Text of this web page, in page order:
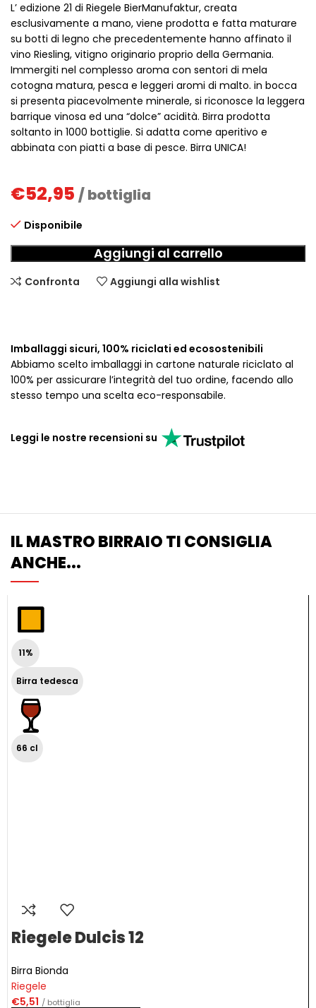
L’ edizione 21 di Riegele BierManufaktur, creata
esclusivamente a mano, viene prodotta e fatta maturare
su botti di legno che precedentemente hanno affinato il
vino Riesling, vitigno originario proprio della Germania.
Immergiti nel complesso aroma con sentori di mela
cotogna matura, pesca e leggeri aromi di malto. in bocca
si presenta piacevolmente minerale, si riconosce la leggera
barrique vinosa ed una “dolce” acidità. Birra prodotta
soltanto in 1000 bottiglie. Si adatta come aperitivo e
abbinata con piatti a base di pesce. Birra UNICA!
€52,95 / bottiglia
Disponibile
Aggiungi al carrello
Confronta Aggiungi alla wishlist
Imballaggi sicuri, 100% riciclati ed ecosostenibili
Abbiamo scelto imballaggi in cartone naturale riciclato al
100% per assicurare l’integrità del tuo ordine, facendo allo
stesso tempo una scelta eco-responsabile.
Leggi le nostre recensioni su
IL MASTRO BIRRAIO TI CONSIGLIA
ANCHE...
11%
Birra tedesca
66 cl
Riegele Dulcis 12
Birra Bionda
Riegele
€5,51 / bottiglia